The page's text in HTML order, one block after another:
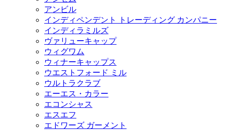
アンビル
インディペンデント トレーディング カンパニー
インディラミルズ
ヴァリューキャップ
ウィグワム
ウィナーキャップス
ウエストフォード ミル
ウルトラクラブ
エーエス・カラー
エコンシャス
エスエフ
エドワーズ ガーメント